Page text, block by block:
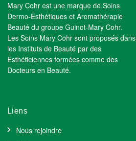
Mary Cohr est une marque de Soins
Dermo-Esthétiques et Aromathérapie
Beauté du groupe Guinot-Mary Cohr.
Les Soins Mary Cohr sont proposés dans
les Instituts de Beauté par des
Esthéticiennes formées comme des
Docteurs en Beauté.
Liens
Nous rejoindre